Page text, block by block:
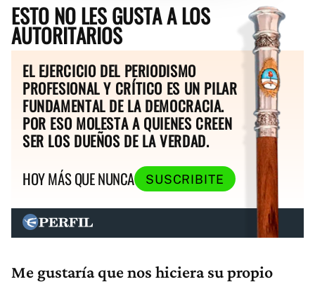
ESTO NO LES GUSTA A LOS
AUTORITARIOS
EL EJERCICIO DEL PERIODISMO
PROFESIONAL Y CRÍTICO ES UN PILAR
FUNDAMENTAL DE LA DEMOCRACIA.
POR ESO MOLESTA A QUIENES CREEN
SER LOS DUEÑOS DE LA VERDAD.
HOY MÁS QUE NUNCA
SUSCRIBITE
Me gustaría que nos hiciera su propio